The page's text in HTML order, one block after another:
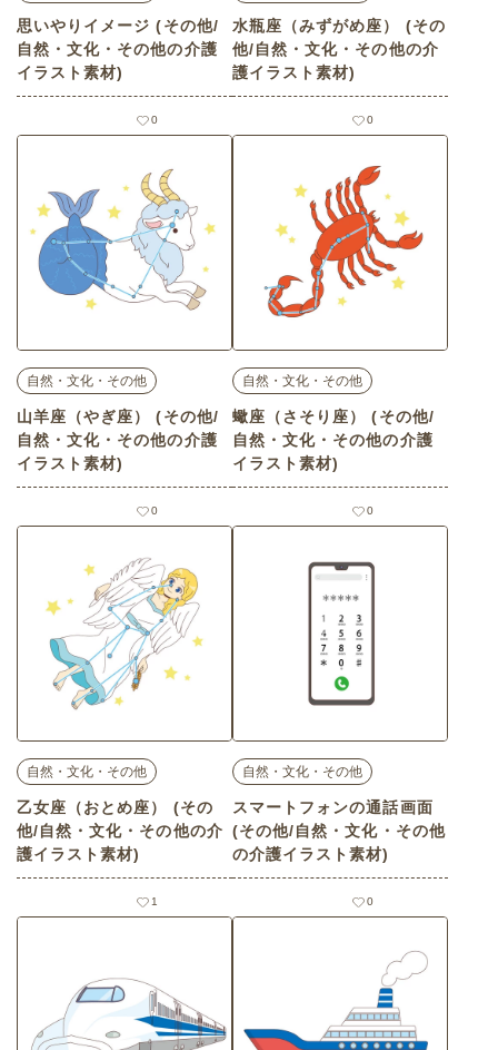
思いやりイメージ (その他/
自然・文化・その他の介護
イラスト素材)
0
水瓶座（みずがめ座） (その
他/自然・文化・その他の介
護イラスト素材)
0
自然・文化・その他
山羊座（やぎ座） (その他/
自然・文化・その他の介護
イラスト素材)
0
自然・文化・その他
蠍座（さそり座） (その他/
自然・文化・その他の介護
イラスト素材)
0
自然・文化・その他
乙女座（おとめ座） (その
他/自然・文化・その他の介
護イラスト素材)
1
自然・文化・その他
スマートフォンの通話画面
(その他/自然・文化・その他
の介護イラスト素材)
0